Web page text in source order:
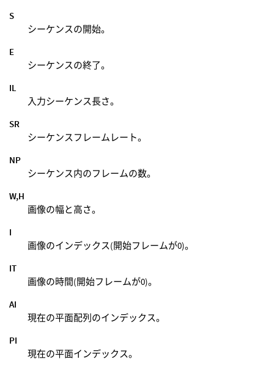
S
シーケンスの開始。
E
シーケンスの終了。
IL
入力シーケンス長さ。
SR
シーケンスフレームレート。
NP
シーケンス内のフレームの数。
W,H
画像の幅と高さ。
I
画像のインデックス(開始フレームが0)。
IT
画像の時間(開始フレームが0)。
AI
現在の平面配列のインデックス。
PI
現在の平面インデックス。